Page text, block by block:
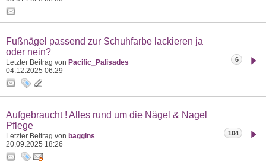
Fußnägel passend zur Schuhfarbe lackieren ja
oder nein?
Letzter Beitrag von Pacific_Palisades
04.12.2025 06:29
6
Aufgebraucht ! Alles rund um die Nägel & Nagel
Pflege
Letzter Beitrag von baggins
20.09.2025 18:26
104